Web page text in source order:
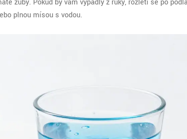
zuby. Pokud by vám vypadly z ruky, rozletí se po
plnou mísou s vodou.